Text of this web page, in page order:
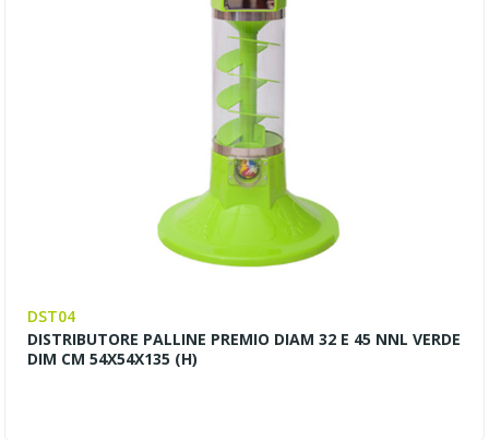
DST04
DISTRIBUTORE PALLINE PREMIO DIAM 32 E 45 NNL VERDE
DIM CM 54X54X135 (H)